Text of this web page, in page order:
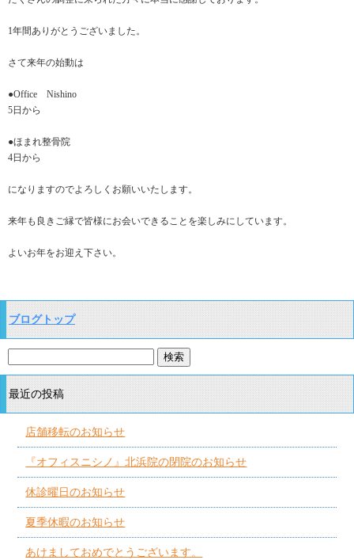
1年間ありがとうございました。
さて来年の始動は
●Office Nishino
5日から
●ほまれ整骨院
4日から
になりますのでよろしくお願いいたします。
来年も良きご縁で皆様にお会いできることを楽しみにしています。
よいお年をお迎え下さい。
ブログトップ
最近の投稿
店舗移転のお知らせ
『オフィスニシノ』北浜院の閉院のお知らせ
休診曜日のお知らせ
夏季休暇のお知らせ
あけましておめでとうございます。